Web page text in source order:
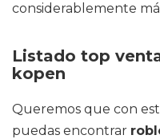
considerablemente
Listado top
kopen
Queremos que con
puedas encontrar